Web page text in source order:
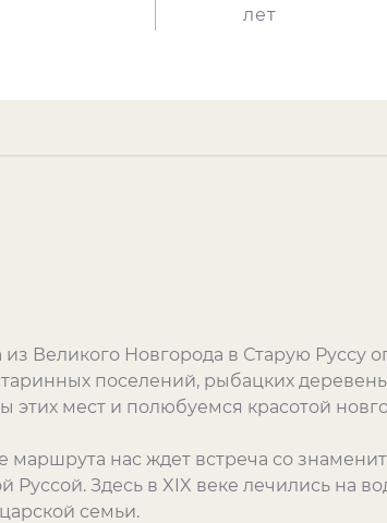
лет
из Великого Новгорода в Старую Руссу
поселений, рыбацких
этих мест и полюбуемся красотой
маршрута нас ждет встреча со
Руссой. Здесь в XIX веке лечились на
семьи.